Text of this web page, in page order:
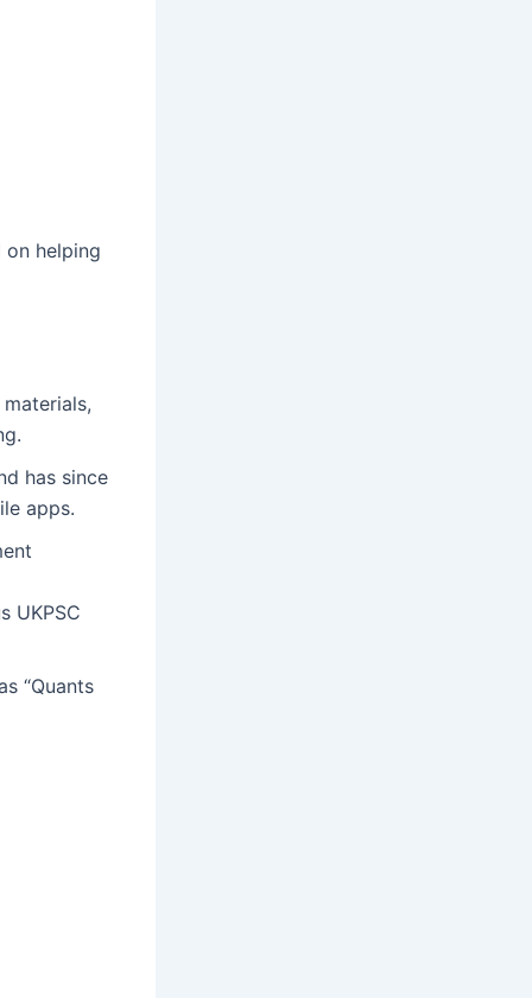
helping
has since
apps.
UKPSC
“Quants